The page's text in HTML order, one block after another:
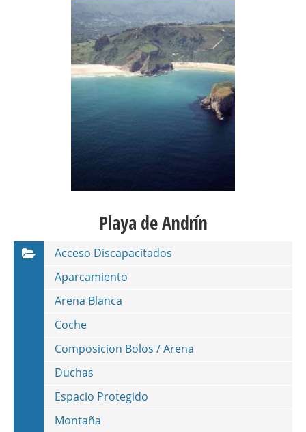
Playa de Andrín
Acceso Discapacitados
Aparcamiento
Arena Blanca
Coche
Composicion Bolos / Arena
Duchas
Espacio Protegido
Montaña